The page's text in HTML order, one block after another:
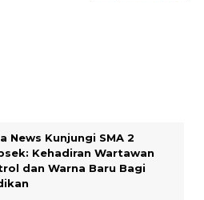
News Kunjungi SMA 2
Kehadiran Wartawan
dan Warna Baru Bagi